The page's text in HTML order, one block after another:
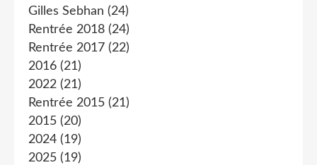
Gilles Sebhan (24)
Rentrée 2018 (24)
Rentrée 2017 (22)
2016 (21)
2022 (21)
Rentrée 2015 (21)
2015 (20)
2024 (19)
2025 (19)